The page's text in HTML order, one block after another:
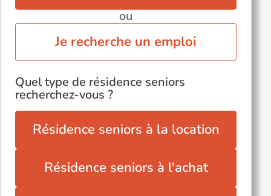
ou
Je recherche un emploi
Quel type de résidence seniors
recherchez-vous ?
Résidence seniors à la location
Résidence seniors à l'achat